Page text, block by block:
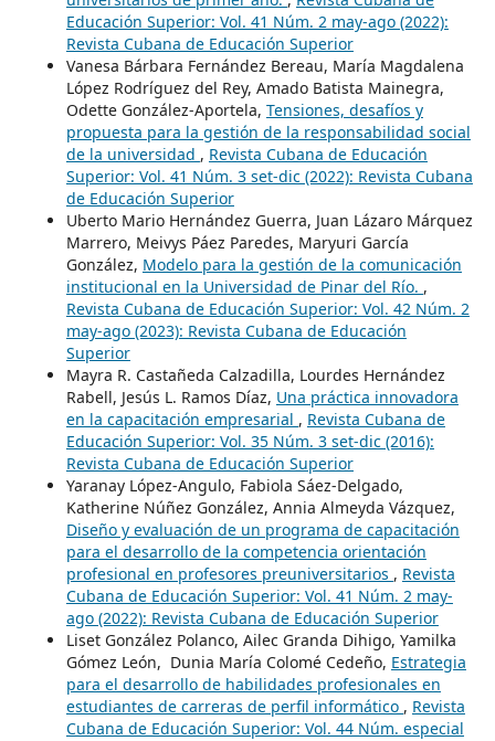
Educación Superior: Vol. 41 Núm. 2 may-ago (2022):
Revista Cubana de Educación Superior
Vanesa Bárbara Fernández Bereau, María Magdalena
López Rodríguez del Rey, Amado Batista Mainegra,
Odette González-Aportela, Tensiones, desafíos y
propuesta para la gestión de la responsabilidad social
de la universidad , Revista Cubana de Educación
Superior: Vol. 41 Núm. 3 set-dic (2022): Revista Cubana
de Educación Superior
Uberto Mario Hernández Guerra, Juan Lázaro Márquez
Marrero, Meivys Páez Paredes, Maryuri García
González, Modelo para la gestión de la comunicación
institucional en la Universidad de Pinar del Río. ,
Revista Cubana de Educación Superior: Vol. 42 Núm. 2
may-ago (2023): Revista Cubana de Educación
Superior
Mayra R. Castañeda Calzadilla, Lourdes Hernández
Rabell, Jesús L. Ramos Díaz, Una práctica innovadora
en la capacitación empresarial , Revista Cubana de
Educación Superior: Vol. 35 Núm. 3 set-dic (2016):
Revista Cubana de Educación Superior
Yaranay López-Angulo, Fabiola Sáez-Delgado,
Katherine Núñez González, Annia Almeyda Vázquez,
Diseño y evaluación de un programa de capacitación
para el desarrollo de la competencia orientación
profesional en profesores preuniversitarios , Revista
Cubana de Educación Superior: Vol. 41 Núm. 2 may-
ago (2022): Revista Cubana de Educación Superior
Liset González Polanco, Ailec Granda Dihigo, Yamilka
Gómez León, Dunia María Colomé Cedeño, Estrategia
para el desarrollo de habilidades profesionales en
estudiantes de carreras de perfil informático , Revista
Cubana de Educación Superior: Vol. 44 Núm. especial